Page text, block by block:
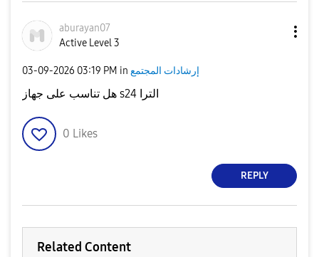
aburayan07
Active Level 3
‎03-09-2026 03:19 PM in إرشادات المجتمع
هل تناسب على جهاز s24 الترا
0 Likes
REPLY
Related Content